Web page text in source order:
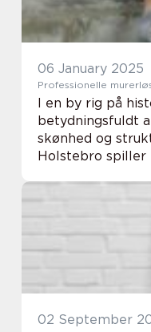
06 January 2025
Professionelle
I en by rig på
betydningsfuldt
skønhed og
Holstebro spiller
02 September